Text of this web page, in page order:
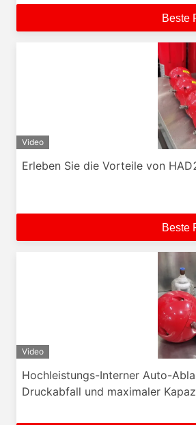
Beste
Video
Erleben Sie die Vorteile von
Beste
Video
Hochleistungs-Interner Auto-
Druckabfall und maximaler